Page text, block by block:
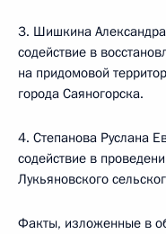
3. Шишкина Александра
содействие в
на придомовой
города Саяногорска.
4. Степанова Руслана
содействие в
Лукьяновского
Факты, изложенные в